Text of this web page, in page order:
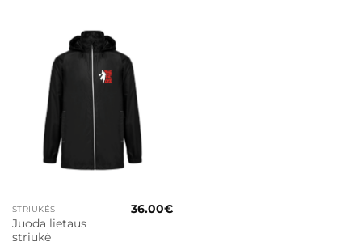
STRIUKĖS
Juoda lietaus
striukė
36.00€